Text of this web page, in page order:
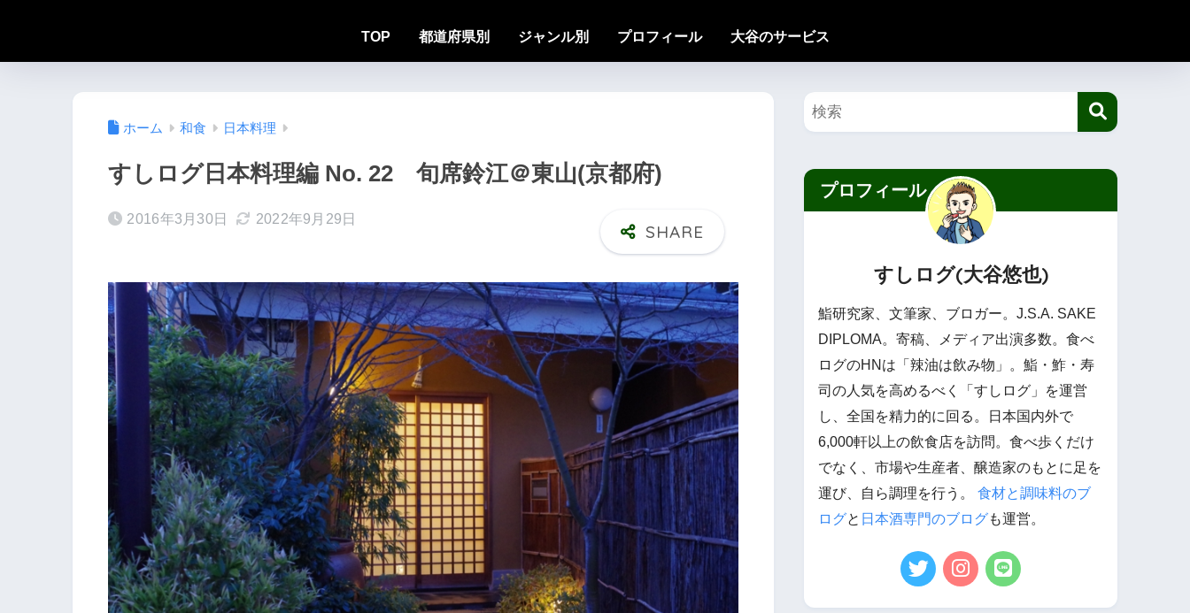
TOP 都道府県別 ジャンル別 プロフィール 大谷のサービス
ホーム 和食 日本料理
すしログ日本料理編 No. 22 旬席鈴江＠東山(京都府)
2016年3月30日 2022年9月29日
プロフィール
すしログ(大谷悠也)
鮨研究家、文筆家、ブロガー。J.S.A. SAKE
DIPLOMA。寄稿、メディア出演多数。食べ
ログのHNは「辣油は飲み物」。鮨・鮓・寿
司の人気を高めるべく「すしログ」を運営
し、全国を精力的に回る。日本国内外で
6,000軒以上の飲食店を訪問。食べ歩くだけ
でなく、市場や生産者、醸造家のもとに足を
運び、自ら調理を行う。 食材と調味料のブ
ログと 日本酒専門のブログも運営。